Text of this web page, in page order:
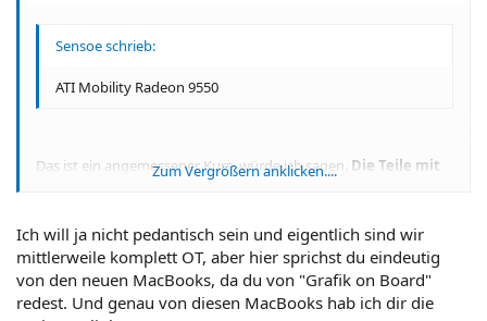
Sensoe schrieb:
ATI Mobility Radeon 9550
Zum Vergrößern anklicken....
Das ist ein angemessener Kurs, würde ich sagen. Die Teile mit
Grafik on Board wurden aber auch für 1199 Euro
LG
AoS
Zum Vergrößern anklicken....
Ich will ja nicht pedantisch sein und eigentlich sind wir
mittlerweile komplett OT, aber hier sprichst du eindeutig
von den neuen MacBooks, da du von "Grafik on Board"
redest. Und genau von diesen MacBooks hab ich dir die